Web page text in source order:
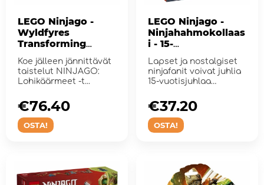
LEGO Ninjago -
Wyldfyres
Transforming
Koe jälleen jännittävät
taistelut NINJAGO:
Lohikäärmeet -t...
OSTA!
€76.40
LEGO Ninjago -
Ninjahahmokollaas
i - 15-
Lapset ja nostalgiset
ninjafanit voivat juhlia
15-vuotisjuhlaa
OSTA!
€37.20